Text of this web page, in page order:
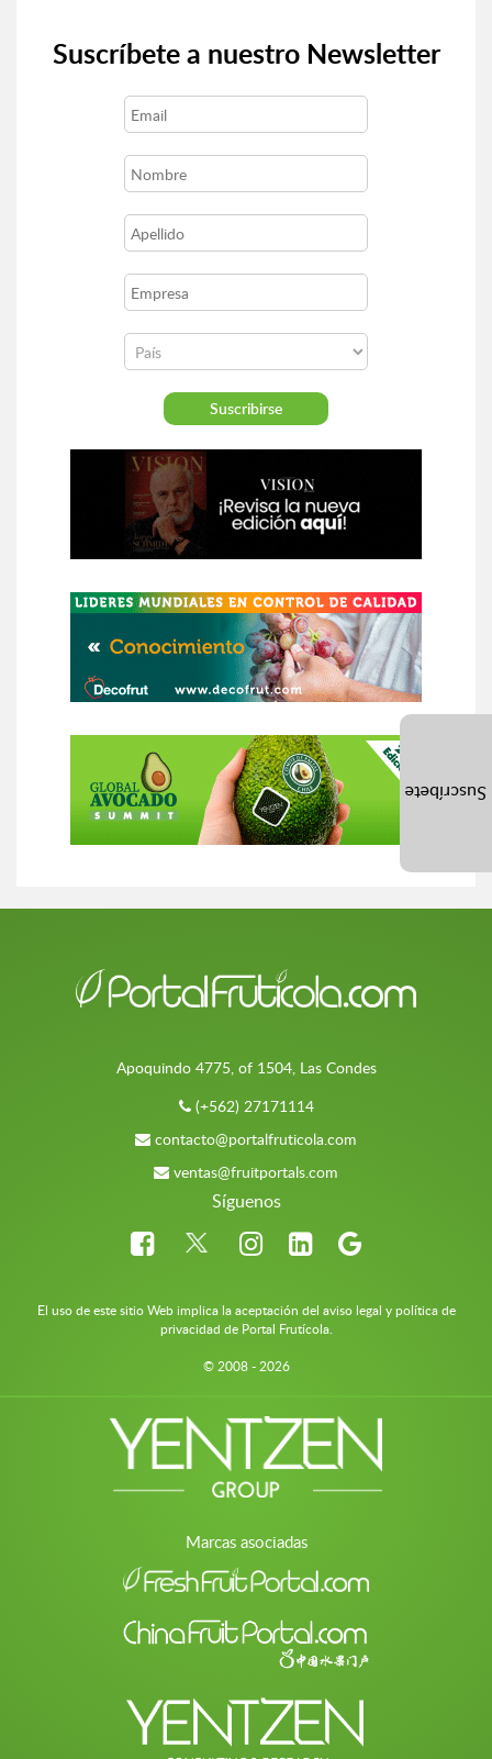
Suscríbete a nuestro Newsletter
Apoquindo 4775, of 1504, Las Condes
(+562) 27171114
contacto@portalfruticola.com
ventas@fruitportals.com
Síguenos
El uso de este sitio Web implica la aceptación del aviso legal y política de
privacidad de Portal Frutícola.
© 2008 - 2026
Marcas asociadas
Suscríbete